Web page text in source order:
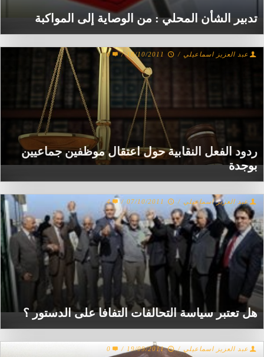
تدبير الشأن المحلي : من الوصاية إلى المواكبة
ردود الفعل النقابية حول اعتقال موظفين جماعيين
بوجدة
عبد العزيز اسماعيلي /
18/10/2011
/
0
هل تعتبر سياسة التحالفات التفافا على الدستور ؟
عبد العزيز اسماعيلي /
07/10/2011
/
4
عبد العزيز اسماعيلي /
19/09/2011
/
0